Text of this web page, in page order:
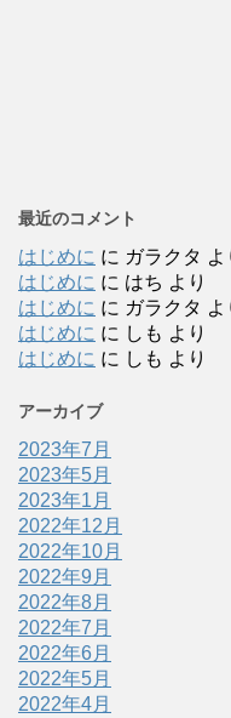
最近のコメント
はじめに に ガラクタ よ
はじめに に はち より
はじめに に ガラクタ よ
はじめに に しも より
はじめに に しも より
アーカイブ
2023年7月
2023年5月
2023年1月
2022年12月
2022年10月
2022年9月
2022年8月
2022年7月
2022年6月
2022年5月
2022年4月